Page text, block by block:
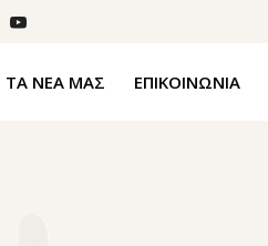
ΤΑ ΝΕΑ ΜΑΣ ΕΠΙΚΟΙΝΩΝΙΑ